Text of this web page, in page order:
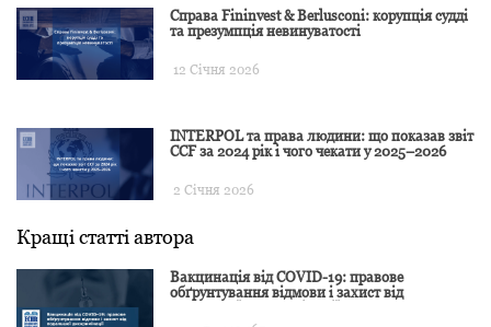
Справа Fininvest & Berlusconi: корупція судді
та презумпція невинуватості
12 Січня 2026
INTERPOL та права людини: що показав звіт
CCF за 2024 рік і чого чекати у 2025–2026
2 Січня 2026
Кращі статті автора
Вакцинація від COVID-19: правове
обґрунтування відмови і захист від